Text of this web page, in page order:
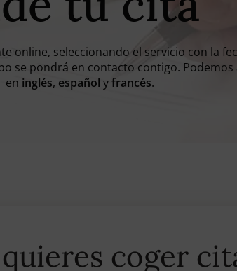
online, seleccionando el servicio con la
se pondrá en contacto contigo.
en inglés, español yfrancés.
coger